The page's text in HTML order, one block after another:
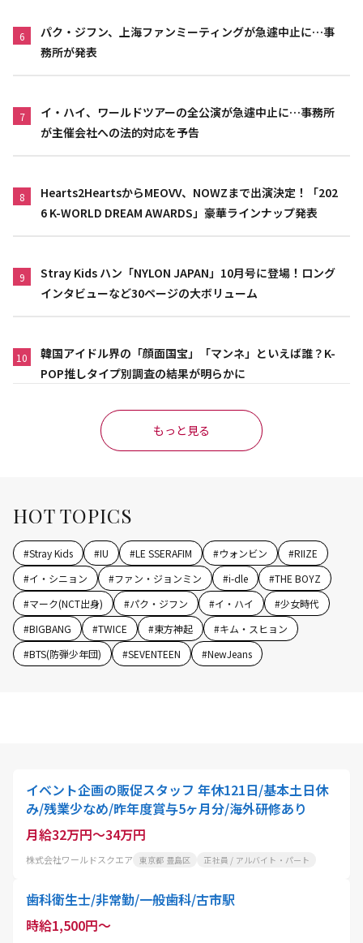
6
パク・ジフン、上海ファンミーティングが急遽中止に…事
務所が発表
7
イ・ハイ、ワールドツアーの全公演が急遽中止に…事務所
が主催会社への法的対応を予告
8
Hearts2HeartsからMEOVV、NOWZまで出演決定！「202
6 K-WORLD DREAM AWARDS」豪華ラインナップ発表
9
Stray Kids ハン「NYLON JAPAN」10月号に登場！ロング
インタビューなど30ページの大ボリューム
10
韓国アイドル界の「顔面国宝」「マンネ」といえば誰？K-
POP推しタイプ別調査の結果が明らかに
もっと見る
HOT TOPICS
#Stray Kids #IU #LE SSERAFIM #ウォンビン #RIIZE
#イ・シニョン #ファン・ジョンミン #i-dle #THE BOYZ
#マーク(NCT出身) #パク・ジフン #イ・ハイ #少女時代
#BIGBANG #TWICE #東方神起 #キム・スヒョン
#BTS(防弾少年団) #SEVENTEEN #NewJeans
イベント企画の販促スタッフ 年休121日/基本土日休
み/残業少なめ/昨年度賞与5ヶ月分/海外研修あり
月給32万円～34万円
株式会社ワールドスクエア 東京都 豊島区 正社員 / アルバイト・パート
歯科衛生士/非常勤/一般歯科/古市駅
時給1,500円～